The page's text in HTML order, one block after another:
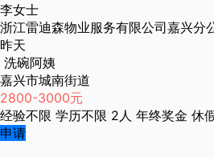
李女士
浙江雷迪森物业服务有限公司嘉兴分
昨天
洗碗阿姨
嘉兴市城南街道
2800-3000元
经验不限 学历不限 2人 年终奖金 休
申请